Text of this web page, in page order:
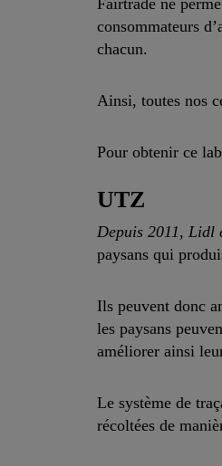
Fairtrade ne
consommateurs
chacun.
Ainsi, toutes nos
Pour obtenir ce
UTZ
Depuis 2011, Lidl
paysans qui
Ils peuvent donc
les paysans
améliorer ainsi
Le système de
récoltées de